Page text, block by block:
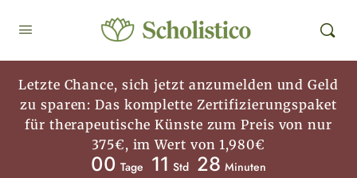
Letzte Chance, sich jetzt anzumelden und Geld
zu sparen: Das komplette Zertifizierungspaket
für therapeutische Künste zum Preis von nur
375€, im Wert von 1,980€
00 Tage 11 Std 28 Minuten